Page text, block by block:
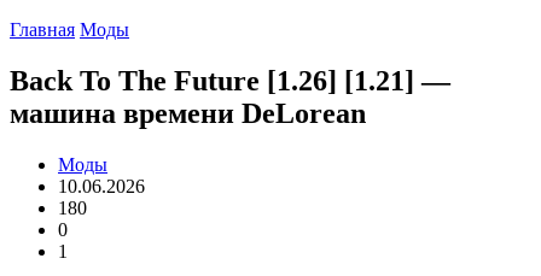
Главная Моды
Back To The Future [1.26] [1.21] —
машина времени DeLorean
Моды
10.06.2026
180
0
1